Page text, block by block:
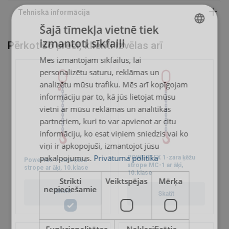
19 14,00 11,20 28,00
20,00
20
22,40
22
19,00 15,00 38,00
26
26,50 21,20 53,00
0,8
Ja vairākzaru strope tiek izmantota kā cilpa,
Pērkot šo preci, klienti izvēlas arī
Powertex 1-zara ķēžu
strope ar āķi, 10.klase
Skatīt
POWERTEX 1-zara ķēžu
strope MC-1 ar āķi,
10.klase
Skatīt
LATVIAN
ENGLISH TRANSLATION
Šajā tīmekļa vietnē tiek
izmantoti sīkfaili
Mēs izmantojam sīkfailus, lai
personalizētu saturu, reklāmas un
analizētu mūsu trafiku. Mēs arī kopīgojam
informāciju par to, kā jūs lietojat mūsu
vietni ar mūsu reklāmas un analītikas
partneriem, kuri to var apvienot ar citu
informāciju, ko esat viņiem sniedzis vai ko
viņi ir apkopojuši, izmantojot jūsu
pakalpojumus. Privātuma politika
Strikti
nepieciešamie
Veiktspējas Mērķa